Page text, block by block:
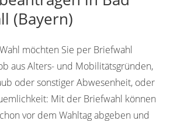
(Bayern)
möchten Sie per Briefwahl
aus Alters- und Mobilitätsgründen,
oder sonstiger Abwesenheit, oder
Mit der Briefwahl können
vor dem Wahltag abgeben und